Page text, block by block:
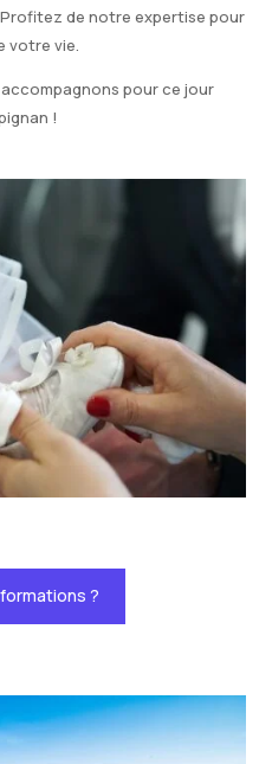
de notre expertise pour
votre vie.
pour ce jour
!
?